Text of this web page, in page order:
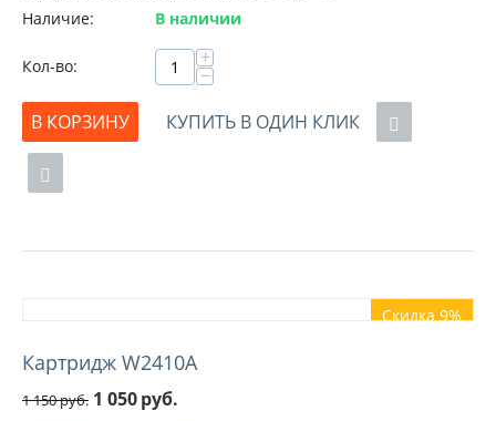
Наличие:
В наличии
Кол-во: +
−
В КОРЗИНУ
КУПИТЬ В ОДИН КЛИК
Скидка 9%
Картридж W2410A
1 150руб. 1 050руб.